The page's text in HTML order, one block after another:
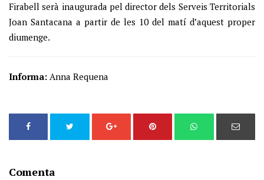
Firabell serà inaugurada pel director dels Serveis Territorials
Joan Santacana a partir de les 10 del matí d’aquest proper
diumenge.
Informa: Anna Requena
Comenta